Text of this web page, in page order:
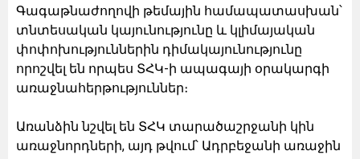
Գագաթնաժողովի թեմային համապատասխան՝
տնտեսական կայունությունը և կլիմայական
փոփոխություններին դիմակայունությունը
որոշվել են որպես ՏՀԿ-ի ապագայի օրակարգի
առաջնահերթություններ։
Առանձին նշվել են ՏՀԿ տարածաշրջանի կին
առաջնորդների, այդ թվում՝ Ադրբեջանի առաջին